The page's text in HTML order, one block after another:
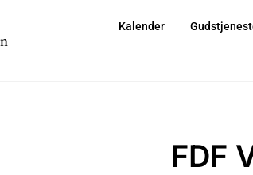
Kalender
FDF